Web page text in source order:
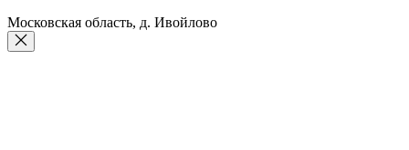
Московская область, д. Ивойлово